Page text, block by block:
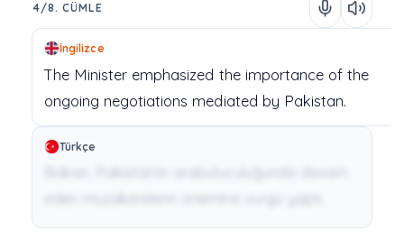
4/8. CÜMLE
İngilizce
The Minister emphasized the importance ofthe
ongoing negotiations mediated by Pakistan.
Türkçe